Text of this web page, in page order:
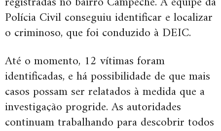
Polícia Civil conseguiu identificar e localizar
o criminoso, que foi conduzido à DEIC.
Até o momento, 12 vítimas foram
identificadas, e há possibilidade de que mais
casos possam ser relatados à medida que a
investigação progride. As autoridades
continuam trabalhando para descobrir todos